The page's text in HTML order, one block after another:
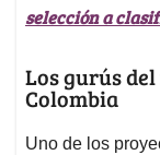
selección a
Los gurús
Colombia
Uno de los